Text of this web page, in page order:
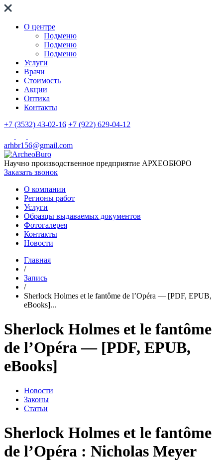
О центре
Подменю
Подменю
Подменю
Услуги
Врачи
Стоимость
Акции
Оптика
Контакты
+7 (3532) 43-02-16 +7 (922) 629-04-12
arhbr156@gmail.com
Научно производственное предприятие АРХЕОБЮРО
Заказать звонок
О компании
Регионы работ
Услуги
Образцы выдаваемых документов
Фотогалерея
Контакты
Новости
Главная
/
Запись
/
Sherlock Holmes et le fantôme de l’Opéra — [PDF, EPUB,
eBooks]...
Sherlock Holmes et le fantôme
de l’Opéra — [PDF, EPUB,
eBooks]
Новости
Законы
Статьи
Sherlock Holmes et le fantôme
de l’Opéra : Nicholas Meyer